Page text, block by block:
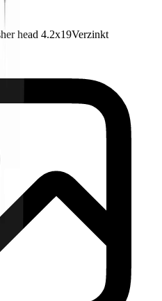
head 4.2x19Verzinkt